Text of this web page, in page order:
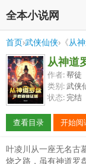
全本小说网
首页›武侠仙侠›《从
从神道
作者:帮徒
类别:武侠
状态: 完结
查看目录 开始阅
叶凌川从一座无名古
烧之路，虽有神道罗